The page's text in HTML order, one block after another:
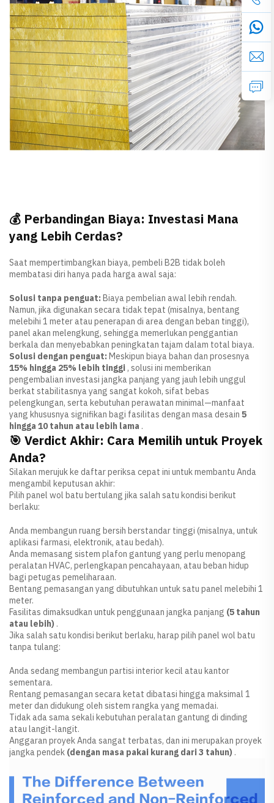
💰 Perbandingan Biaya: Investasi Mana
yang Lebih Cerdas?
Saat mempertimbangkan biaya, pembeli B2B tidak boleh
membatasi diri hanya pada harga awal saja:
Solusi tanpa penguat: Biaya pembelian awal lebih rendah.
Namun, jika digunakan secara tidak tepat (misalnya, bentang
melebihi 1 meter atau penerapan di area dengan beban tinggi),
panel akan melengkung, sehingga memerlukan penggantian
berkala dan menyebabkan peningkatan tajam dalam total biaya.
Solusi dengan penguat: Meskipun biaya bahan dan prosesnya
15% hingga 25% lebih tinggi , solusi ini memberikan
pengembalian investasi jangka panjang yang jauh lebih unggul
berkat stabilitasnya yang sangat kokoh, sifat bebas
pelengkungan, serta kebutuhan perawatan minimal—manfaat
yang khususnya signifikan bagi fasilitas dengan masa desain 5
hingga 10 tahun atau lebih lama .
🎯 Verdict Akhir: Cara Memilih untuk Proyek
Anda?
Silakan merujuk ke daftar periksa cepat ini untuk membantu Anda
mengambil keputusan akhir:
Pilih panel wol batu bertulang jika salah satu kondisi berikut
berlaku:
Anda membangun ruang bersih berstandar tinggi (misalnya, untuk
aplikasi farmasi, elektronik, atau bedah).
Anda memasang sistem plafon gantung yang perlu menopang
peralatan HVAC, perlengkapan pencahayaan, atau beban hidup
bagi petugas pemeliharaan.
Bentang pemasangan yang dibutuhkan untuk satu panel melebihi 1
meter.
Fasilitas dimaksudkan untuk penggunaan jangka panjang (5 tahun
atau lebih) .
Jika salah satu kondisi berikut berlaku, harap pilih panel wol batu
tanpa tulang:
Anda sedang membangun partisi interior kecil atau kantor
sementara.
Rentang pemasangan secara ketat dibatasi hingga maksimal 1
meter dan didukung oleh sistem rangka yang memadai.
Tidak ada sama sekali kebutuhan peralatan gantung di dinding
atau langit-langit.
Anggaran proyek Anda sangat terbatas, dan ini merupakan proyek
jangka pendek (dengan masa pakai kurang dari 3 tahun) .